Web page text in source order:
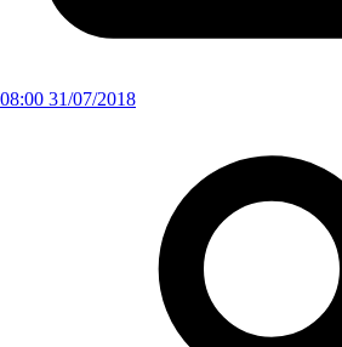
08:00 31/07/2018